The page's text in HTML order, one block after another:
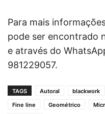
Para mais
pode ser encontrado
e através do
981229057.
TAGS Autoral blackwork
Fine line
Geométrico